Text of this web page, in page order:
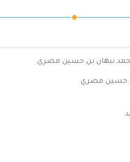
نبهان بن حسين مصري.
حسين مصري